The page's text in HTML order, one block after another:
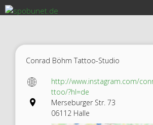
Zum
Inhalt
Conrad Böhm Tattoo-Studio
http://www.instagram.com/
ttoo/?hl=de
Merseburger Str. 73
06112 Halle